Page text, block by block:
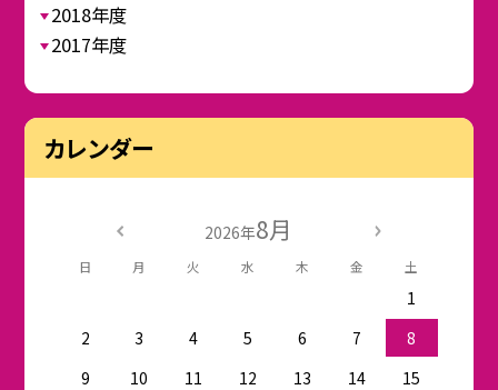
2018年度
2017年度
カレンダー
2026年8月
日 月 火 水 木 金 土
1
2
3 4 5 6 7
8
9
10 11 12 13 14
15